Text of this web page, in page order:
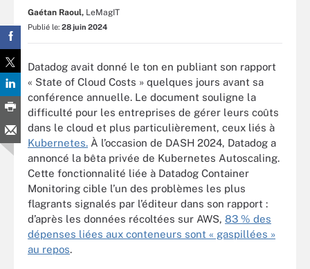
Gaétan Raoul, LeMagIT
Publié le: 28 juin 2024
Datadog avait donné le ton en publiant son rapport
« State of Cloud Costs » quelques jours avant sa
conférence annuelle. Le document souligne la
difficulté pour les entreprises de gérer leurs coûts
dans le cloud et plus particulièrement, ceux liés à
Kubernetes. À l’occasion de DASH 2024, Datadog a
annoncé la bêta privée de Kubernetes Autoscaling.
Cette fonctionnalité liée à Datadog Container
Monitoring cible l’un des problèmes les plus
flagrants signalés par l’éditeur dans son rapport :
d’après les données récoltées sur AWS, 83 % des
dépenses liées aux conteneurs sont « gaspillées »
au repos.